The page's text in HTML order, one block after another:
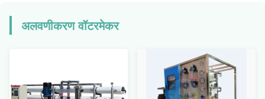
अलवणीकरण वॉटरमेकर